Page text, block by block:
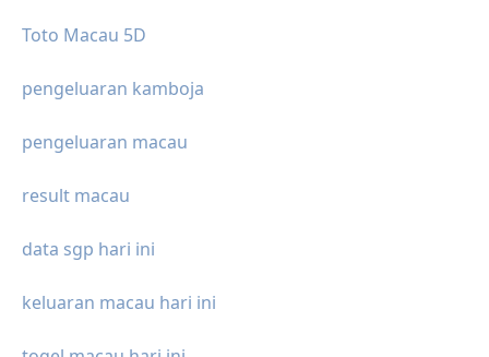
Toto Macau 5D
pengeluaran kamboja
pengeluaran macau
result macau
data sgp hari ini
keluaran macau hari ini